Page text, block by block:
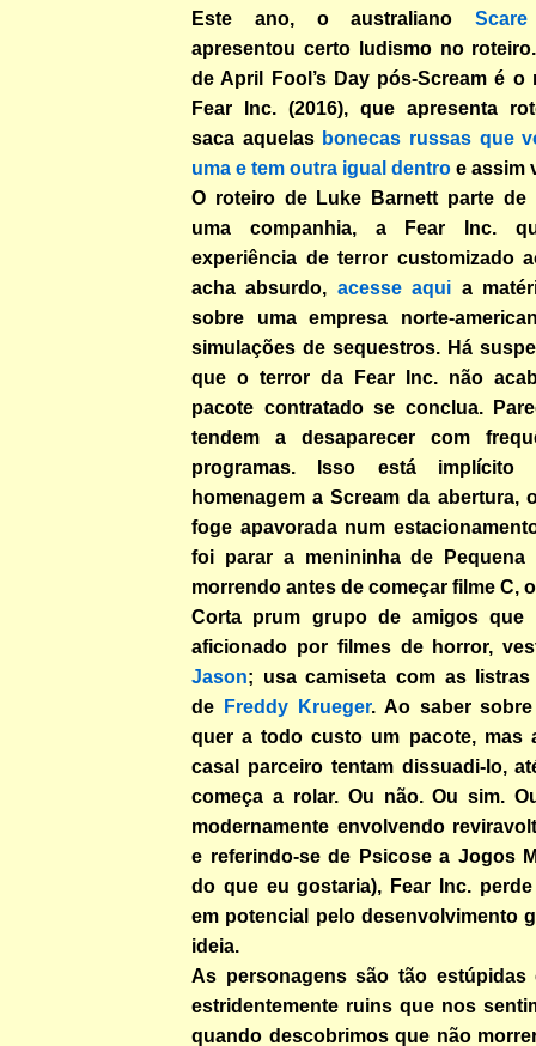
Este ano, o australiano
apresentou certo ludismo no
de April Fool’s Day pós-Scream é o
Fear Inc. (2016), que apresenta
saca aquelas bonecas russas que
uma e tem outra igual dentro e assim
O roteiro de Luke Barnett parte de
uma companhia, a Fear Inc.
experiência de terror customizado
acha absurdo, acesse aqui a
sobre uma empresa norte-
simulações de sequestros. Há
que o terror da Fear Inc. não
pacote contratado se conclua.
tendem a desaparecer com
programas. Isso está implícito
homenagem a Scream da abertura,
foge apavorada num
foi parar a menininha de Pequena
morrendo antes de começar filme C,
Corta prum grupo de amigos que
aficionado por filmes de horror,
Jason; usa camiseta com as listras
de Freddy Krueger. Ao saber
quer a todo custo um pacote, mas
casal parceiro tentam dissuadi-lo,
começa a rolar. Ou não. Ou sim.
modernamente envolvendo
e referindo-se de Psicose a Jogos
do que eu gostaria), Fear Inc.
em potencial pelo desenvolvimento
ideia.
As personagens são tão
estridentemente ruins que nos
quando descobrimos que não